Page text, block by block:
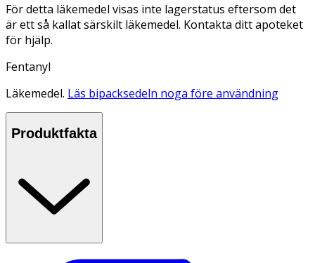
För detta läkemedel visas inte lagerstatus eftersom det
är ett så kallat särskilt läkemedel. Kontakta ditt apoteket
för hjälp.
Fentanyl
Läkemedel. Läs bipacksedeln noga före användning
Produktfakta